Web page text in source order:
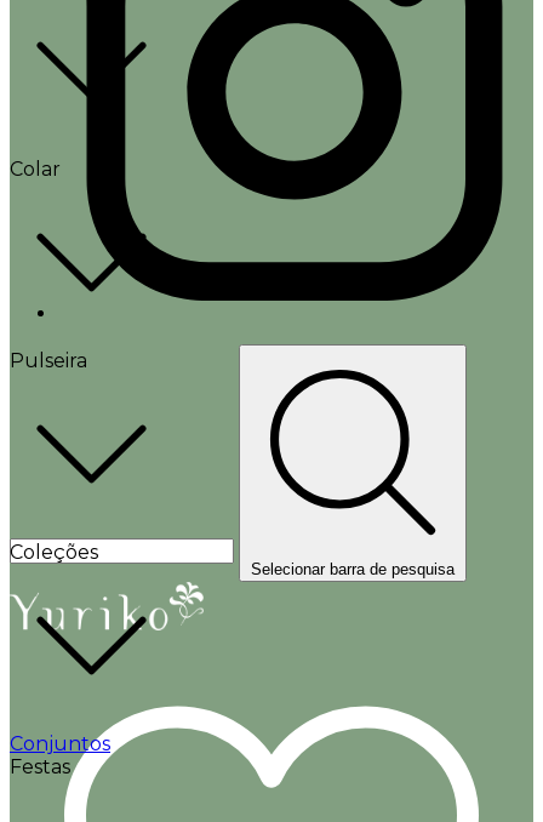
Colar
Pulseira
Coleções
Conjuntos
Festas
Selecionar barra de pesquisa